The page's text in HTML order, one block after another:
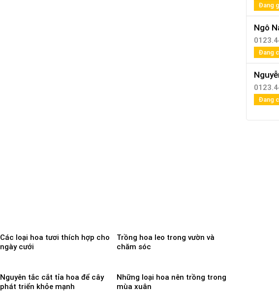
Các loại hoa tươi thích hợp cho
ngày cưới
Trồng hoa leo trong vườn và
chăm sóc
Nguyên tắc cắt tỉa hoa để cây
phát triển khỏe mạnh
Những loại hoa nên trồng trong
mùa xuân
Đang
Ngô
Đang
Đang